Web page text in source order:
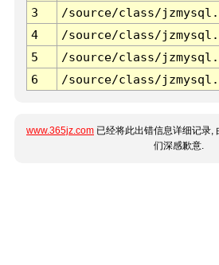
3 /source/class/
4
/source/class/
5
/source/class/
6
/source/class/
www.365jz.com 已经将此出错信息详细记录,
们深感歉意.